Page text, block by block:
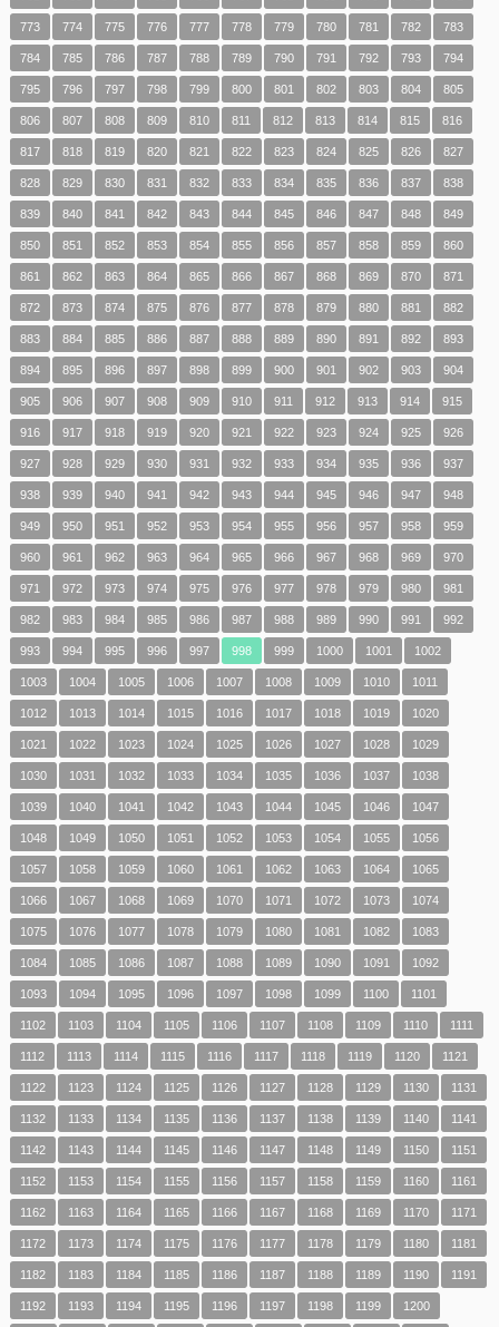
773 774 775 776 777 778 779 780 781 782 783
784 785 786 787 788 789 790 791 792 793 794
795 796 797 798 799 800 801 802 803 804 805
806 807 808 809 810 811 812 813 814 815 816
817 818 819 820 821 822 823 824 825 826 827
828 829 830 831 832 833 834 835 836 837 838
839 840 841 842 843 844 845 846 847 848 849
850 851 852 853 854 855 856 857 858 859 860
861 862 863 864 865 866 867 868 869 870 871
872 873 874 875 876 877 878 879 880 881 882
883 884 885 886 887 888 889 890 891 892 893
894 895 896 897 898 899 900 901 902 903 904
905 906 907 908 909 910 911 912 913 914 915
916 917 918 919 920 921 922 923 924 925 926
927 928 929 930 931 932 933 934 935 936 937
938 939 940 941 942 943 944 945 946 947 948
949 950 951 952 953 954 955 956 957 958 959
960 961 962 963 964 965 966 967 968 969 970
971 972 973 974 975 976 977 978 979 980 981
982 983 984 985 986 987 988 989 990 991 992
993 994 995 996 997 998 999 1000 1001 1002
1003 1004 1005 1006 1007 1008 1009 1010 1011
1012 1013 1014 1015 1016 1017 1018 1019 1020
1021 1022 1023 1024 1025 1026 1027 1028 1029
1030 1031 1032 1033 1034 1035 1036 1037 1038
1039 1040 1041 1042 1043 1044 1045 1046 1047
1048 1049 1050 1051 1052 1053 1054 1055 1056
1057 1058 1059 1060 1061 1062 1063 1064 1065
1066 1067 1068 1069 1070 1071 1072 1073 1074
1075 1076 1077 1078 1079 1080 1081 1082 1083
1084 1085 1086 1087 1088 1089 1090 1091 1092
1093 1094 1095 1096 1097 1098 1099 1100 1101
1102 1103 1104 1105 1106 1107 1108 1109 1110 1111
1112 1113 1114 1115 1116 1117 1118 1119 1120 1121
1122 1123 1124 1125 1126 1127 1128 1129 1130 1131
1132 1133 1134 1135 1136 1137 1138 1139 1140 1141
1142 1143 1144 1145 1146 1147 1148 1149 1150 1151
1152 1153 1154 1155 1156 1157 1158 1159 1160 1161
1162 1163 1164 1165 1166 1167 1168 1169 1170 1171
1172 1173 1174 1175 1176 1177 1178 1179 1180 1181
1182 1183 1184 1185 1186 1187 1188 1189 1190 1191
1192 1193 1194 1195 1196 1197 1198 1199 1200